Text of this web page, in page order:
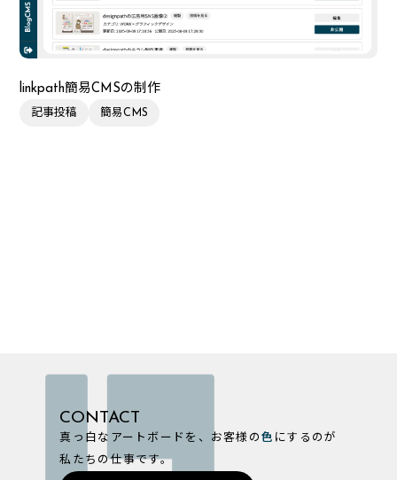
linkpath簡易CMSの制作
記事投稿 簡易CMS
CONTACT
真っ白なアートボードを、お客様の 色 にするのが
私たちの仕事です。